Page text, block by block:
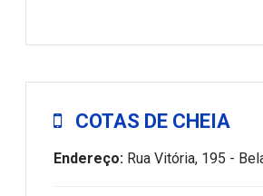
COTAS DE CHEIA
Endereço: Rua Vitória, 195 -